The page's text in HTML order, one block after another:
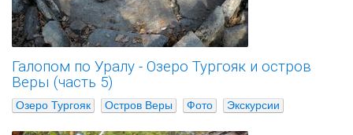
Галопом по Уралу - Озеро Тургояк и остров
Веры (часть 5)
Озеро Тургояк Остров Веры Фото Экскурсии